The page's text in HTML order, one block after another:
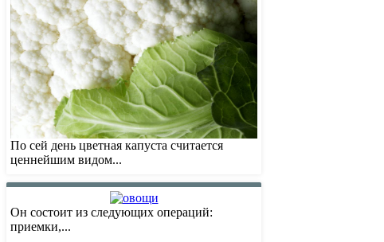
По сей день цветная капуста считается
ценнейшим видом...
Он состоит из следующих операций:
приемки,...